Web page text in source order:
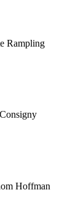
Rampling
Hoffman